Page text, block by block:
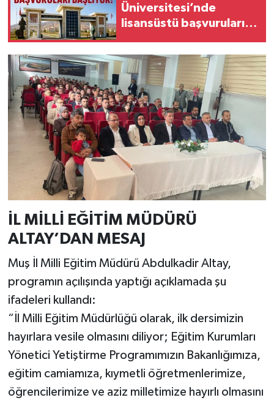
Üniversitesi’nde
lisansüstü başvuruları
İL MİLLİ EĞİTİM MÜDÜRÜ
ALTAY’DAN MESAJ
Muş İl Milli Eğitim Müdürü Abdulkadir Altay,
programın açılışında yaptığı açıklamada şu
ifadeleri kullandı:
“İl Milli Eğitim Müdürlüğü olarak, ilk dersimizin
hayırlara vesile olmasını diliyor; Eğitim Kurumları
Yönetici Yetiştirme Programımızın Bakanlığımıza,
eğitim camiamıza, kıymetli öğretmenlerimize,
öğrencilerimize ve aziz milletimize hayırlı olmasını